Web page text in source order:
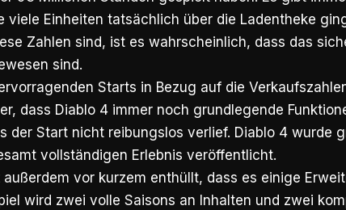
viele Einheiten tatsächlich über die Ladentheke
Zahlen sind, ist es wahrscheinlich, dass das
sind.
Starts in Bezug auf die
dass Diablo 4 immer noch grundlegende
der Start nicht reibungslos verlief. Diablo 4 wurde
vollständigen Erlebnis veröffentlicht.
außerdem vor kurzem enthüllt, dass es einige
wird zwei volle Saisons an Inhalten und zwei